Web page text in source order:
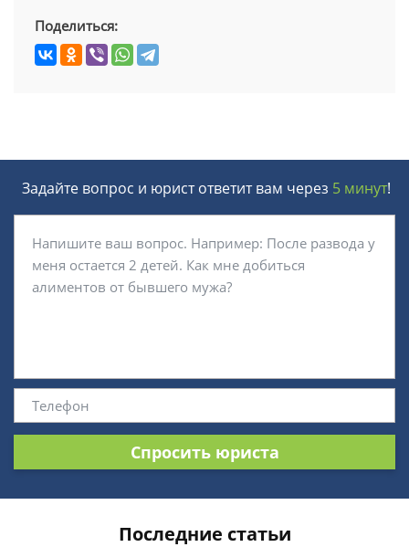
Поделиться:
Задайте вопрос и юрист ответит вам через 5 минут!
Спросить юриста
Последние статьи